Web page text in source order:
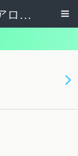
ハワイ情報サイト｜アロハタウンネット